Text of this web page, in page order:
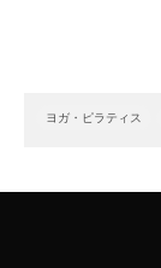
ヨガ・ピラティス